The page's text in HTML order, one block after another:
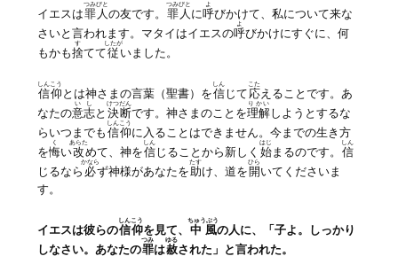
イエスは罪人
つみびと
の友です。 罪人
つみびと
に呼
よ
びかけて、私について来な
さいと言われます。マタイはイエスの呼
よ
びかけにすぐに、何
もかも捨
す
てて従
したが
いました。
信仰
しんこう
とは神さまの言葉（聖書）を信
しん
じて 応
こた
えることです。あ
なたの意志
いし
と 決断
けつだん
です。神さまのことを理解
りかい
しようとするな
らいつまでも 信仰
しんこう
に入ることはできません。今までの生き方
を悔
く
い改
あらた
めて、神を信
しん
じることから新しく 始
はじ
まるのです。 信
しん
じるなら 必
かなら
ず神様があなたを助
たす
け、道を 開
ひら
いてくださいま
す。
イエスは彼らの信仰
しんこう
を見て、 中風
ちゅうぶう
の人に、「子よ。しっかり
しなさい。あなたの罪
つみ
は赦
ゆる
された」と言われた。